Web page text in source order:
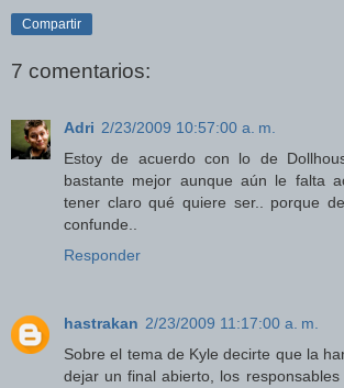
Compartir
7 comentarios:
Adri 2/23/2009 10:57:00 a. m.
Estoy de acuerdo con lo de
bastante mejor aunque aún le falta
tener claro qué quiere ser.. porque
confunde..
Responder
hastrakan 2/23/2009 11:17:00 a. m.
Sobre el tema de Kyle decirte que la
dejar un final abierto, los